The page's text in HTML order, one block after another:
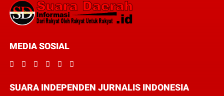
MEDIA SOSIAL
SUARA INDEPENDEN JURNALIS INDONESIA